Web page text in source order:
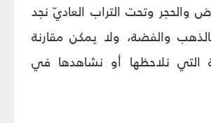
والحجر وتحت التراب العاديّ نجد
والفضة، ولا يمكن مقارنة
التي نلاحظها أو نشاهدها في